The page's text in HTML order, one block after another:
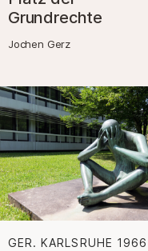
Grundrechte
Jochen Gerz
GER. KARLSRUHE 1966